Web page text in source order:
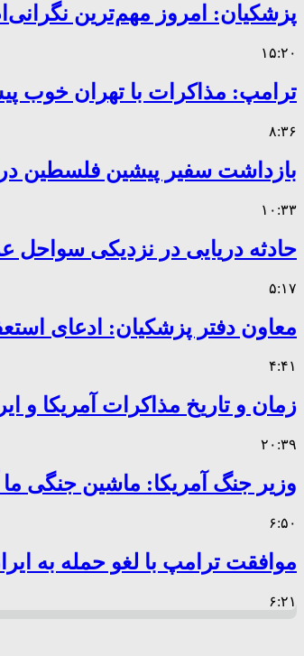
پزشکیان: امروز مهم‌ترین
۱۵:۲۰
ترامپ: مذاکرات با تهران خوب
۸:۳۶
بازداشت سفیر پیشین فلسطین در
۱۰:۳۳
حادثه دریایی در نزدیکی سواحل
۵:۱۷
معاون دفتر پزشکیان: ادعای
۴:۴۱
زمان و تاریخ مذاکرات آمریکا و
۲۰:۳۹
وزیر جنگ آمریکا: ماشین جنگی
۶:۵۰
موافقت ترامپ با لغو حمله به
۶:۲۱